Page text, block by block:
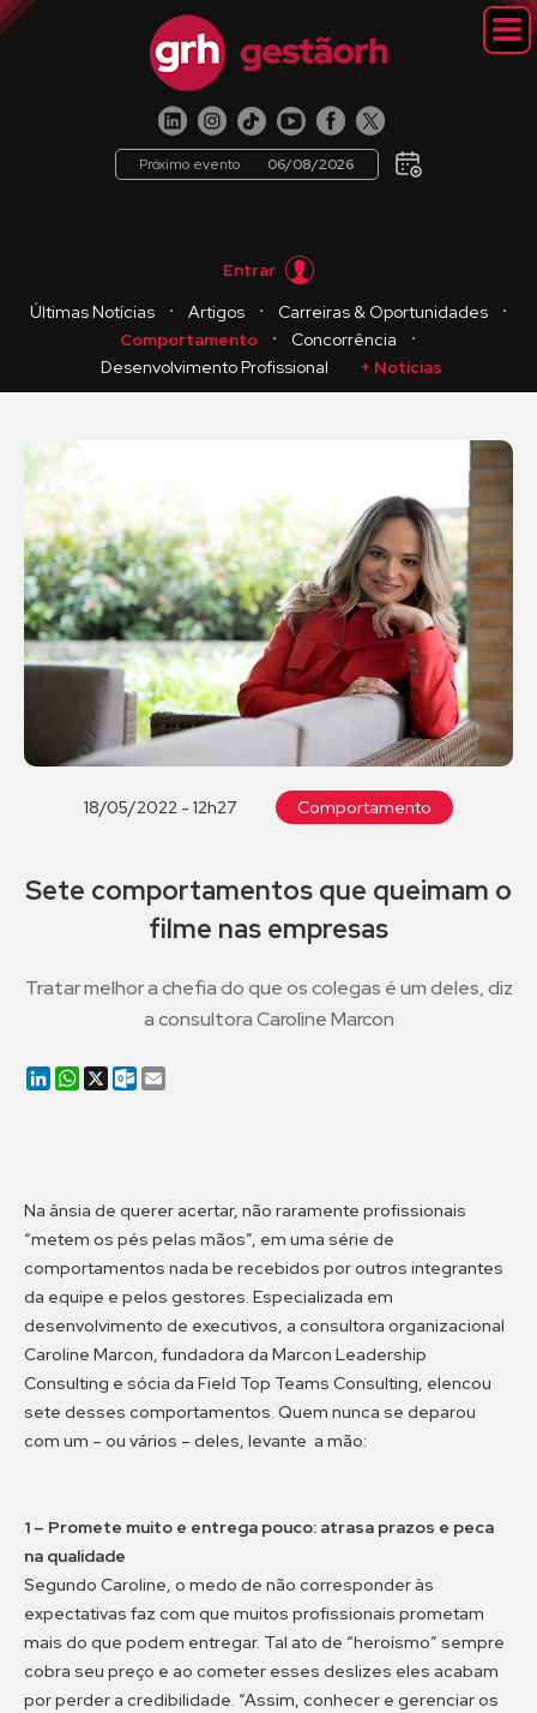
Próximo evento 06/08/2026
Entrar
Últimas Notícias
・ Artigos ・ Carreiras & Oportunidades
・
Comportamento
・ Concorrência
・
Desenvolvimento Profissional
+ Notícias
18/05/2022 - 12h27 Comportamento
Sete comportamentos que queimam o
filme nas empresas
Tratar melhor a chefia do que os colegas é um deles, diz
a consultora Caroline Marcon
LinkedIn
WhatsApp
X Outlook.com
Na ânsia de querer acertar, não raramente profissionais
“metem os pés pelas mãos”, em uma série de
comportamentos nada be recebidos por outros integrantes
da equipe e pelos gestores. Especializada em
desenvolvimento de executivos, a consultora organizacional
Caroline Marcon, fundadora da Marcon Leadership
Consulting e sócia da Field Top Teams Consulting, elencou
sete desses comportamentos. Quem nunca se deparou
com um – ou vários – deles, levante a mão:
1 – Promete muito e entrega pouco: atrasa prazos e peca
na qualidade
Segundo Caroline, o medo de não corresponder às
expectativas faz com que muitos profissionais prometam
mais do que podem entregar. Tal ato de “heroísmo” sempre
cobra seu preço e ao cometer esses deslizes eles acabam
por perder a credibilidade. “Assim, conhecer e gerenciar os